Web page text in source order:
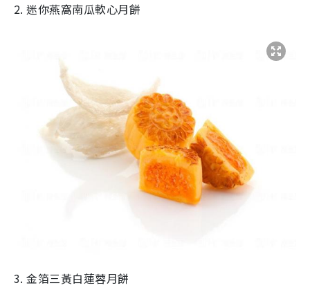
2. 迷你燕窩南瓜軟心月餅
3. 金箔三黃白蓮蓉月餅